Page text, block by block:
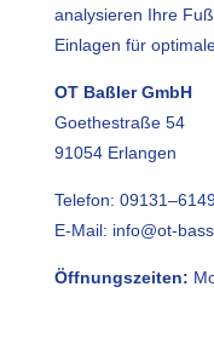
analysieren Ihre
Einlagen für
OT Baßler GmbH
Goethestraße 54
91054 Erlangen
Telefon:
E-Mail: info@ot-
Öffnungszeiten: